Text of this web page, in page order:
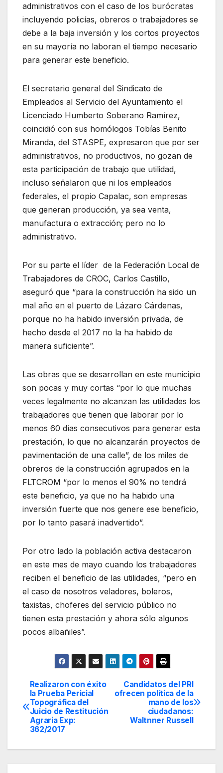
administrativos con el caso de los burócratas
incluyendo policías, obreros o trabajadores se
debe a la baja inversión y los cortos proyectos
en su mayoría no laboran el tiempo necesario
para generar este beneficio.
El secretario general del Sindicato de
Empleados al Servicio del Ayuntamiento el
Licenciado Humberto Soberano Ramírez,
coincidió con sus homólogos Tobías Benito
Miranda, del STASPE, expresaron que por ser
administrativos, no productivos, no gozan de
esta participación de trabajo que utilidad,
incluso señalaron que ni los empleados
federales, el propio Capalac, son empresas
que generan producción, ya sea venta,
manufactura o extracción; pero no lo
administrativo.
Por su parte el líder de la Federación Local de
Trabajadores de CROC, Carlos Castillo,
aseguró que “para la construcción ha sido un
mal año en el puerto de Lázaro Cárdenas,
porque no ha habido inversión privada, de
hecho desde el 2017 no la ha habido de
manera suficiente”.
Las obras que se desarrollan en este municipio
son pocas y muy cortas “por lo que muchas
veces legalmente no alcanzan las utilidades los
trabajadores que tienen que laborar por lo
menos 60 días consecutivos para generar esta
prestación, lo que no alcanzarán proyectos de
pavimentación de una calle”, de los miles de
obreros de la construcción agrupados en la
FLTCROM “por lo menos el 90% no tendrá
este beneficio, ya que no ha habido una
inversión fuerte que nos genere ese beneficio,
por lo tanto pasará inadvertido”.
Por otro lado la población activa destacaron
en este mes de mayo cuando los trabajadores
reciben el beneficio de las utilidades, “pero en
el caso de nosotros veladores, boleros,
taxistas, choferes del servicio público no
tienen esta prestación y ahora sólo algunos
pocos albañiles”.
Navegación
de
entradas
Candidatos del PRI
ofrecen política de la
mano de los
ciudadanos:
Waltnner Russell
Realizaron con éxito
la Prueba Pericial
Topográfica del
Juicio de Restitución
Agraria Exp:
362/2017